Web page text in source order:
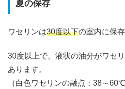
夏の保存
ワセリンは30度以下の室内に保存
30度以上で、液状の油分がワセ
あります。
（白色ワセリンの融点：38～60℃